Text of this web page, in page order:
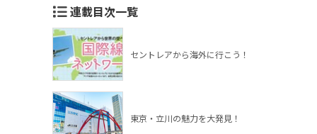
連載目次一覧
セントレアから海外に行こう！
東京・立川の魅力を大発見！